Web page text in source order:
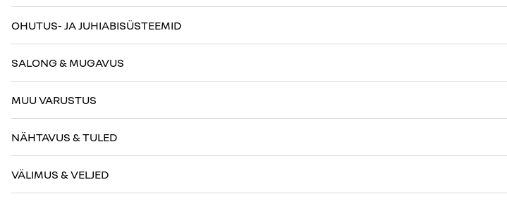
OHUTUS- JA JUHIABISÜSTEEMID
SALONG & MUGAVUS
MUU VARUSTUS
NÄHTAVUS & TULED
VÄLIMUS & VELJED